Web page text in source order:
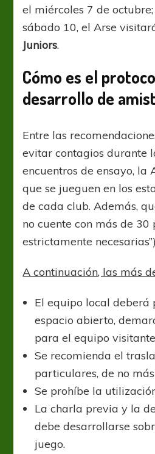
el miércoles 7 de
sábado 10, el Arse
Juniors.
Cómo es el
desarrollo de
Entre las
evitar contagios durante
encuentros de ensayo, la
que se jueguen en los
de cada club. Además,
no cuente con más de 30
estrictamente
A continuación, las más
El equipo local deberá
espacio abierto,
para el equipo
Se recomienda el
particulares, de no
Se prohíbe la
La charla previa y la
debe desarrollarse
juego.